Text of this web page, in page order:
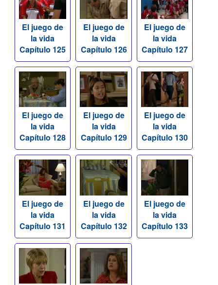
El juego de
la vida
Capítulo 125
El juego de
la vida
Capítulo 126
El juego de
la vida
Capítulo 127
El juego de
la vida
Capítulo 128
El juego de
la vida
Capítulo 129
El juego de
la vida
Capítulo 130
El juego de
la vida
Capítulo 131
El juego de
la vida
Capítulo 132
El juego de
la vida
Capítulo 133